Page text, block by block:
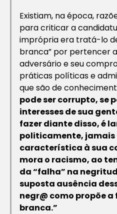
Existiam, na época,
para criticar a
imprópria era tratá-lo
branca” por pertencer
adversário e seu
práticas políticas e
que são de
pode ser corrupto, se
interesses de sua
fazer diante disso, é
politicamente, jamais
característica à sua
mora o racismo, ao
da “falha” na
suposta ausência
negr@ como propõe
branca.”